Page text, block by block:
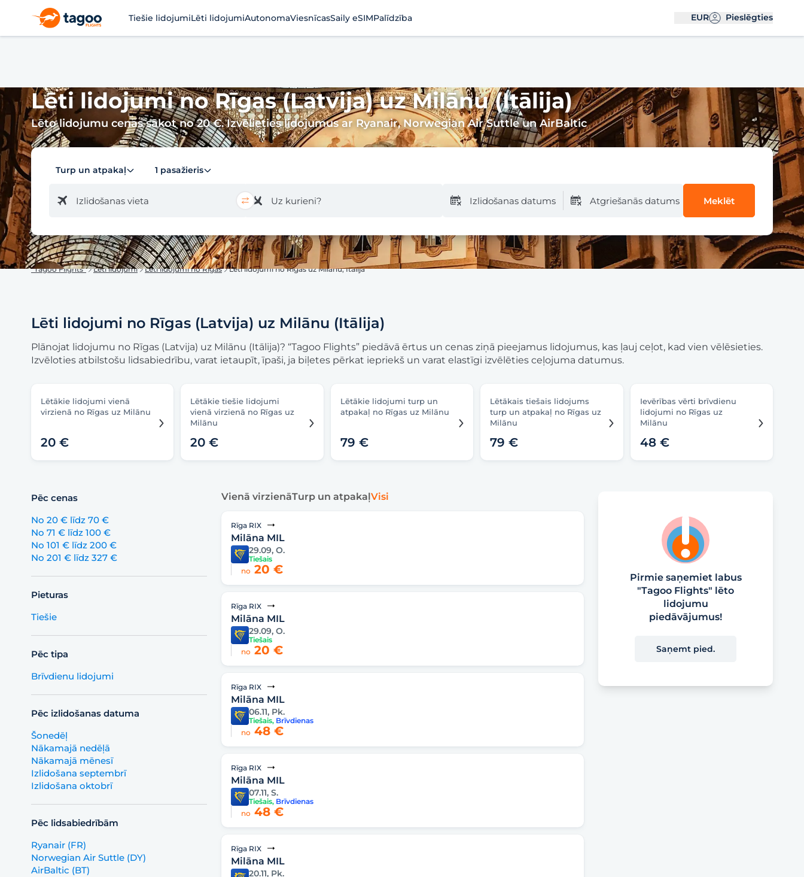
Tiešie lidojumiLēti lidojumiAutonomaViesnīcasSaily eSIMPalīdzība EUR Pieslēgties
Lēti lidojumi no Rīgas (Latvija) uz Milānu (Itālija)
Lēto lidojumu cenas sākot no 20 €. Izvēlieties lidojumus ar Ryanair, Norwegian Air Suttle un AirBaltic
Turp un atpakaļ 1 pasažieris
Izlidošanas vieta Uz kurieni? Izlidošanas datums Atgriešanās datums Meklēt
"Tagoo Flights" Lēti lidojumi Lēti lidojumi no Rīgas Lēti lidojumi no Rīgas uz Milānu, Itālija
Lēti lidojumi no Rīgas (Latvija) uz Milānu (Itālija)
Plānojat lidojumu no Rīgas (Latvija) uz Milānu (Itālija)? “Tagoo Flights” piedāvā ērtus un cenas ziņā pieejamus lidojumus, kas ļauj ceļot, kad vien vēlēsieties.
Izvēloties atbilstošu lidsabiedrību, varat ietaupīt, īpaši, ja biļetes pērkat iepriekš un varat elastīgi izvēlēties ceļojuma datumus.
Lētākie lidojumi vienā
virzienā no Rīgas uz Milānu
20 €
Lētākie tiešie lidojumi
vienā virzienā no Rīgas uz
Milānu
20 €
Lētākie lidojumi turp un
atpakaļ no Rīgas uz Milānu
79 €
Lētākais tiešais lidojums
turp un atpakaļ no Rīgas uz
Milānu
79 €
Ievērības vērti brīvdienu
lidojumi no Rīgas uz
Milānu
48 €
Pēc cenas
No 20 € līdz 70 €
No 71 € līdz 100 €
No 101 € līdz 200 €
No 201 € līdz 327 €
Pieturas
Tiešie
Pēc tipa
Brīvdienu lidojumi
Pēc izlidošanas datuma
Šonedēļ
Nākamajā nedēļā
Nākamajā mēnesī
Pēc lidsabiedrībām
Ryanair (FR)
Norwegian Air Suttle (DY)
AirBaltic (BT)
Vienā virzienāTurp un atpakaļVisi
Rīga RIX
Milāna MIL
29.09, O.
Tiešais
no 20 €
Rīga RIX
Milāna MIL
29.09, O.
Tiešais
no 20 €
Rīga RIX
Milāna MIL
06.11, Pk.
Tiešais, Brīvdienas
no 48 €
Rīga RIX
Milāna MIL
07.11, S.
Tiešais, Brīvdienas
no 48 €
Rīga RIX
Milāna MIL
20.11, Pk.
Pirmie saņemiet labus
"Tagoo Flights" lēto
lidojumu
piedāvājumus!
Saņemt pied.